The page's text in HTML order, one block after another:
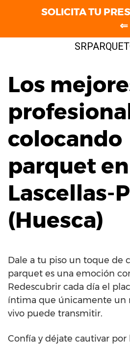
Los
colocando
parquet en
Lascellas-
(Huesca)
Dale a tu piso un toque de
parquet es una emoción
Redescubrir cada día el
íntima que únicamente un
vivo puede transmitir.
Confía y déjate cautivar por
SOLICITA TU
⇐